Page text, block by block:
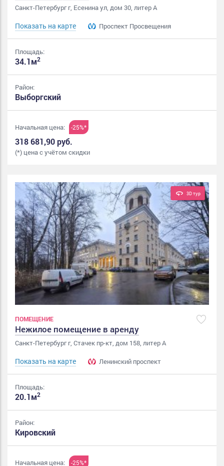
Санкт-Петербург г, Есенина ул, дом 30, литер А
Показать на карте Проспект Просвещения
Площадь:
34.1м2
Район:
Выборгский
Начальная цена: -25%*
318 681,90 руб.
(*) цена с учётом скидки
3D тур
ПОМЕЩЕНИЕ
Нежилое помещение в аренду
Санкт-Петербург г, Стачек пр-кт, дом 158, литер А
Показать на карте Ленинский проспект
Площадь:
20.1м2
Район:
Кировский
Начальная цена: -25%*